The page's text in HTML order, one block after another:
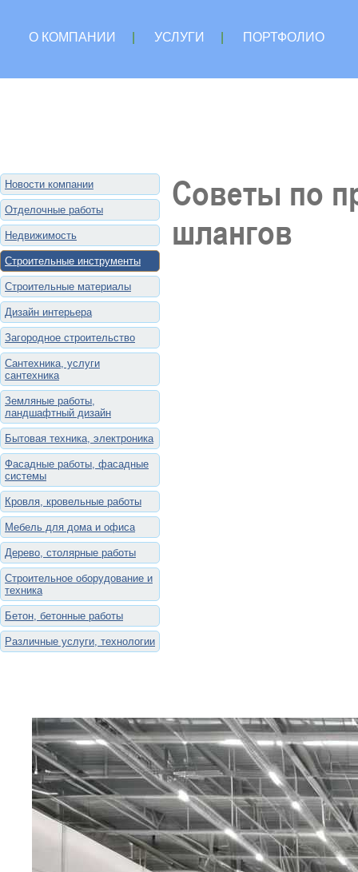
О КОМПАНИИ УСЛУГИ
ПОРТФОЛИО
Новости компании
Отделочные работы
Недвижимость
Строительные инструменты
Строительные материалы
Дизайн интерьера
Загородное строительство
Сантехника, услуги
сантехника
Земляные работы,
ландшафтный дизайн
Бытовая техника, электроника
Фасадные работы, фасадные
системы
Кровля, кровельные работы
Мебель для дома и офиса
Дерево, столярные работы
Строительное оборудование и
техника
Бетон, бетонные работы
Различные услуги, технологии
Советы по
шлангов